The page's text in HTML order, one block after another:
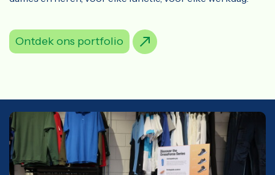
Ontdek ons portfolio